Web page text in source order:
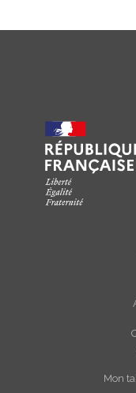
Mon